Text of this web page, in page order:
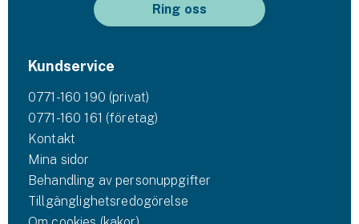
Ring oss
Kundservice
0771-160 190 (privat)
0771-160 161 (företag)
Kontakt
Mina sidor
Behandling av personuppgifter
Tillgänglighetsredogörelse